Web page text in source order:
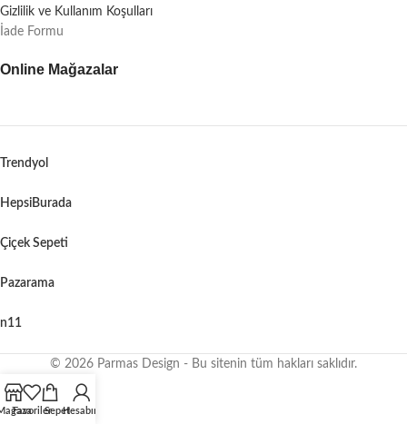
Gizlilik ve Kullanım Koşulları
İade Formu
Online Mağazalar
Trendyol
HepsiBurada
Çiçek Sepeti
Pazarama
n11
© 2026 Parmas Design - Bu sitenin tüm hakları saklıdır.
When autocomplete results are available use up and down arrows to
FavorilerSepetHesabım